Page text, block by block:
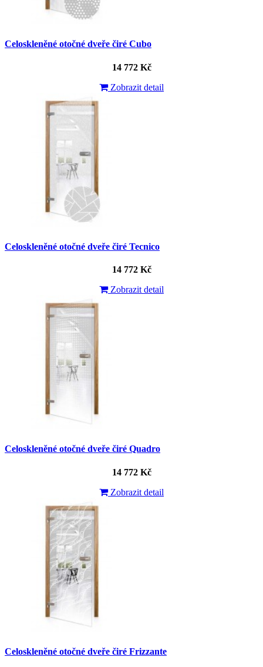
Celoskleněné otočné dveře čiré Cubo
14 772 Kč
Zobrazit detail
Celoskleněné otočné dveře čiré Tecnico
14 772 Kč
Zobrazit detail
Celoskleněné otočné dveře čiré Quadro
14 772 Kč
Zobrazit detail
Celoskleněné otočné dveře čiré Frizzante